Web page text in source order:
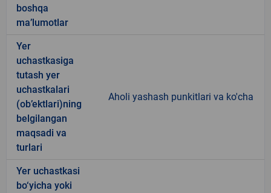
boshqa
ma’lumotlar
Yer
uchastkasiga
tutash yer
uchastkalari
(ob’ektlari)ning
belgilangan
maqsadi va
turlari
Aholi yashash punkitlari va ko'cha
Yer uchastkasi
bo‘yicha yoki